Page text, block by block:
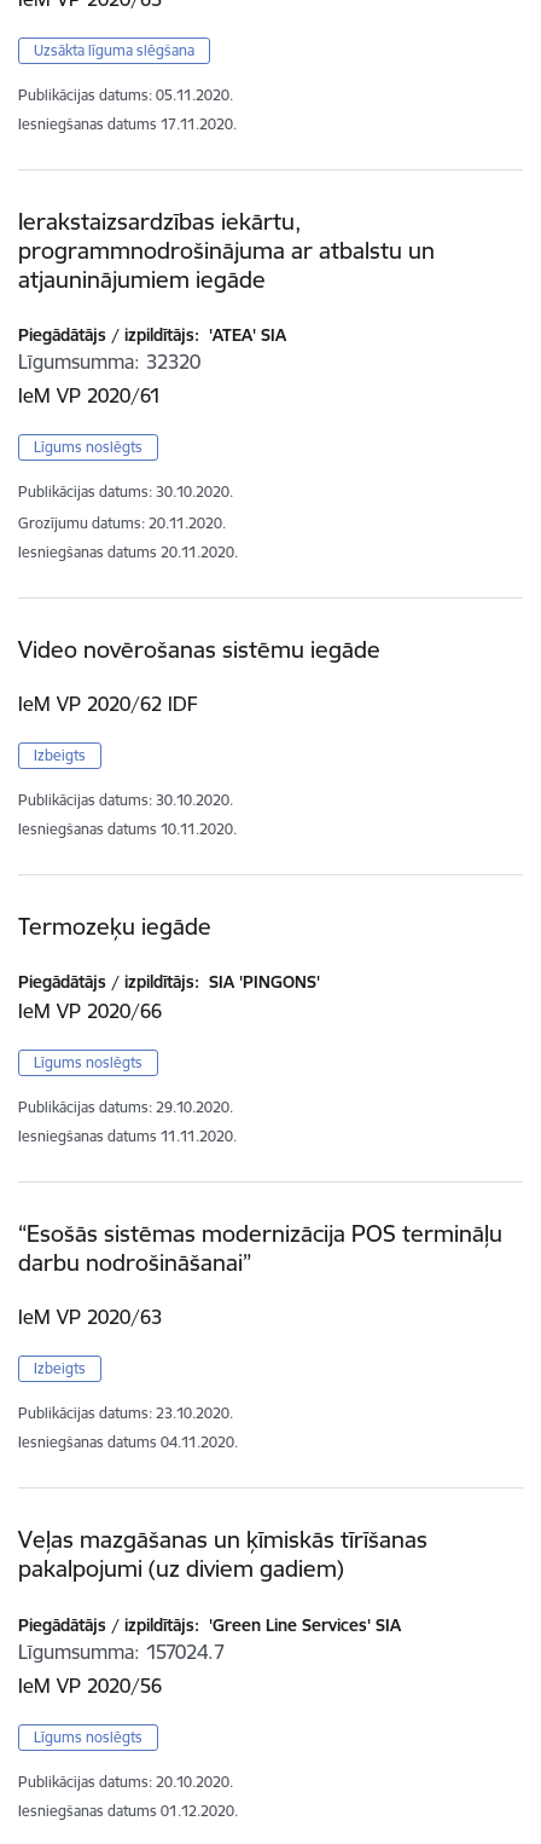
Uzsākta līguma slēgšana
Publikācijas datums: 05.11.2020.
Iesniegšanas datums 17.11.2020.
Ierakstaizsardzības iekārtu,
programmnodrošinājuma ar atbalstu un
atjauninājumiem iegāde
Piegādātājs / izpildītājs: 'ATEA' SIA
Līgumsumma 32320
IeM VP 2020/61
Līgums noslēgts
Publikācijas datums: 30.10.2020.
Grozījumu datums: 20.11.2020.
Iesniegšanas datums 20.11.2020.
Video novērošanas sistēmu iegāde
IeM VP 2020/62 IDF
Izbeigts
Publikācijas datums: 30.10.2020.
Iesniegšanas datums 10.11.2020.
Termozeķu iegāde
Piegādātājs / izpildītājs: SIA 'PINGONS'
IeM VP 2020/66
Līgums noslēgts
Publikācijas datums: 29.10.2020.
Iesniegšanas datums 11.11.2020.
“Esošās sistēmas modernizācija POS termināļu
darbu nodrošināšanai”
IeM VP 2020/63
Izbeigts
Publikācijas datums: 23.10.2020.
Iesniegšanas datums 04.11.2020.
Veļas mazgāšanas un ķīmiskās tīrīšanas
pakalpojumi (uz diviem gadiem)
Piegādātājs / izpildītājs: 'Green Line Services' SIA
Līgumsumma 157024.7
IeM VP 2020/56
Līgums noslēgts
Publikācijas datums: 20.10.2020.
Iesniegšanas datums 01.12.2020.